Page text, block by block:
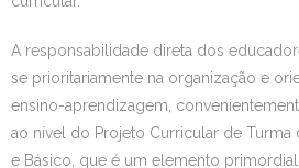
A responsabilidade direta dos
se prioritariamente na organização e
ensino-aprendizagem,
ao nível do Projeto Curricular de Turma
e Básico, que é um elemento